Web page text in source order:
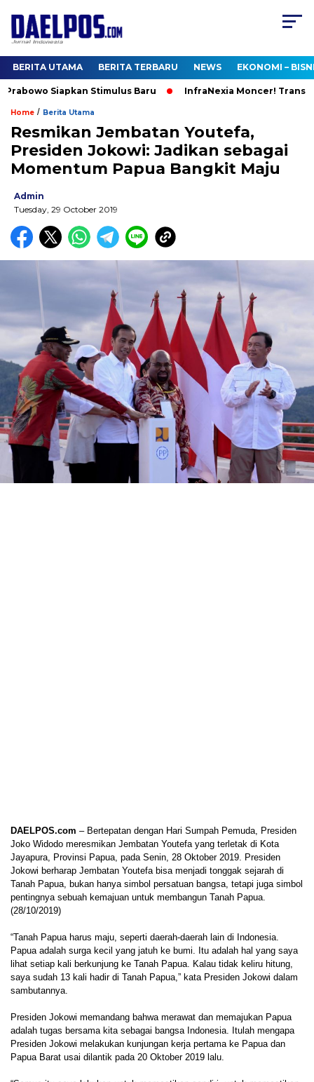
BERITA UTAMA BERITA TERBARU NEWS EKONOMI –
Siapkan Stimulus Baru InfraNexia Moncer!
Home / Berita Utama
Resmikan Jembatan Youtefa,
Presiden Jokowi: Jadikan sebagai
Momentum Papua Bangkit Maju
Admin
Tuesday, 29 October 2019
DAELPOS.com – Bertepatan dengan Hari Sumpah Pemuda, Presiden
Joko Widodo meresmikan Jembatan Youtefa yang terletak di Kota
Jayapura, Provinsi Papua, pada Senin, 28 Oktober 2019. Presiden
Jokowi berharap Jembatan Youtefa bisa menjadi tonggak sejarah di
Tanah Papua, bukan hanya simbol persatuan bangsa, tetapi juga simbol
pentingnya sebuah kemajuan untuk membangun Tanah Papua.
(28/10/2019)
“Tanah Papua harus maju, seperti daerah-daerah lain di Indonesia.
Papua adalah surga kecil yang jatuh ke bumi. Itu adalah hal yang saya
lihat setiap kali berkunjung ke Tanah Papua. Kalau tidak keliru hitung,
saya sudah 13 kali hadir di Tanah Papua,” kata Presiden Jokowi dalam
sambutannya.
Presiden Jokowi memandang bahwa merawat dan memajukan Papua
adalah tugas bersama kita sebagai bangsa Indonesia. Itulah mengapa
Presiden Jokowi melakukan kunjungan kerja pertama ke Papua dan
Papua Barat usai dilantik pada 20 Oktober 2019 lalu.